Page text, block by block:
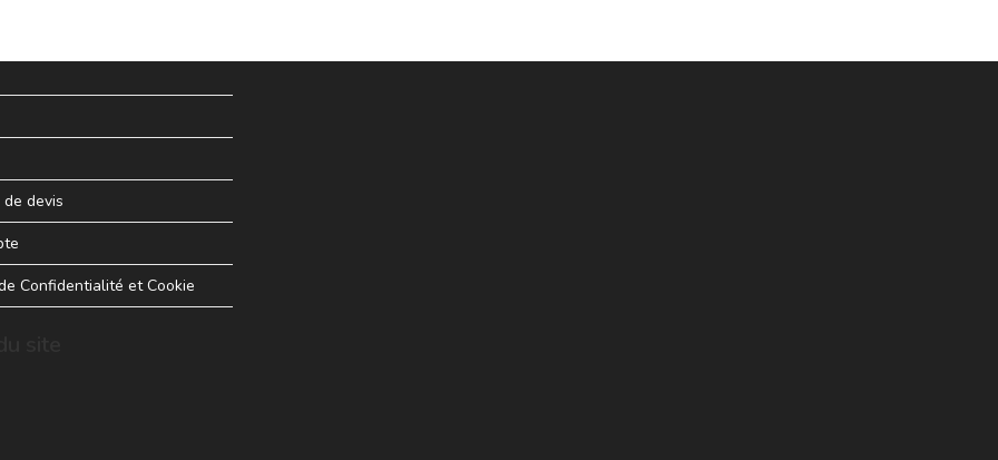
devis
Confidentialité et Cookie